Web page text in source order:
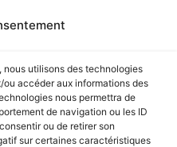
nous utilisons des technologies
accéder aux informations des
nous permettra de
de navigation ou les ID
ou de retirer son
sur certaines caractéristiques